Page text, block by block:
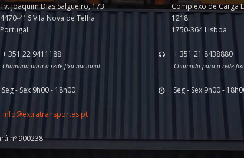
Tv. Joaquim Dias Salgueiro, 173
4470-416 Vila Nova de Telha
Portugal
+ 351 22 9411188
Chamada para a rede fixa nacional
Seg - Sex 9h00 - 18h00
info@extratransportes.pt
nº 900238
Complexo de Carga
1218
1750-364 Lisboa
+ 351 21 8438880
Chamada para a rede
Seg - Sex 9h00 -